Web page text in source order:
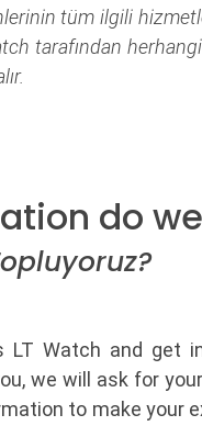
tüm ilgili
tarafından
do
LT Watch and get
we will ask for
to make your